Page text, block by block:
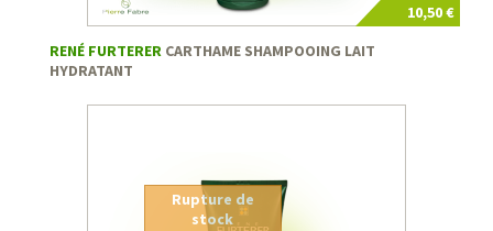
10,50 €
RENÉ FURTERER CARTHAME SHAMPOOING LAIT
HYDRATANT
Rupture de
stock